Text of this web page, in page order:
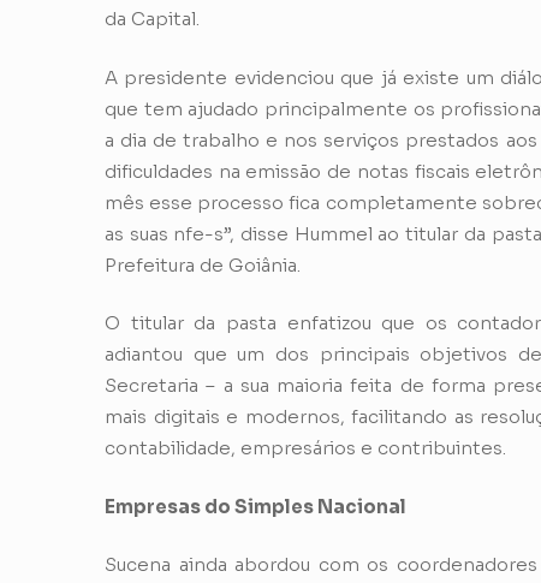
da Capital.
A presidente evidenciou que já existe um
que tem ajudado principalmente os
a dia de trabalho e nos serviços prestados
dificuldades na emissão de notas fiscais
mês esse processo fica completamente
as suas nfe-s”, disse Hummel ao titular da
Prefeitura de Goiânia.
O titular da pasta enfatizou que os
adiantou que um dos principais objetivos
Secretaria – a sua maioria feita de forma
mais digitais e modernos, facilitando as
contabilidade, empresários e contribuintes.
Empresas do Simples Nacional
Sucena ainda abordou com os